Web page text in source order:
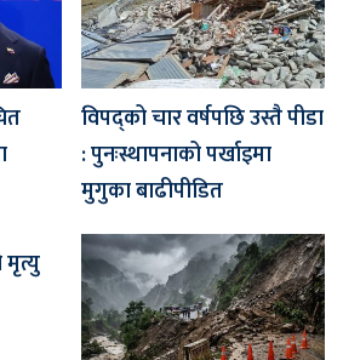
विपद्को चार वर्षपछि उस्तै पीडा
: पुनःस्थापनाको पर्खाइमा
मुगुका बाढीपीडित